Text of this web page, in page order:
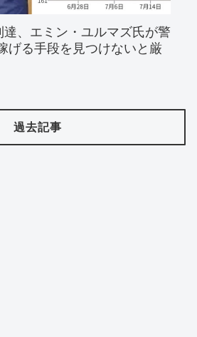
達、エミン・ユルマズ氏が警
げる手段を見つけないと厳
過去記事